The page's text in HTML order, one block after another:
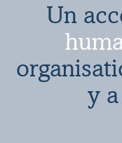
Un
y a